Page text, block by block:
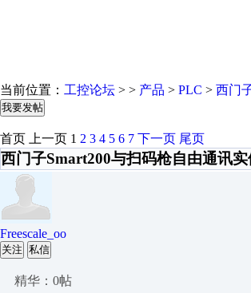
当前位置： 工控论坛 > > 产品 > PLC > 西门
我要发帖
首页 上一页 1 2 3 4 5 6 7 下一页 尾页
西门子Smart200与扫码枪自由通讯实
Freescale_oo
关注 私信
精华：0帖